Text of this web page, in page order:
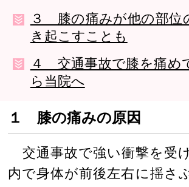
３ 膝の痛みが他の部位
き起こすことも
４ 交通事故で膝を痛め
ら当院へ
１ 膝の痛みの原因
交通事故で強い衝撃を受
内で身体が前後左右に揺さ